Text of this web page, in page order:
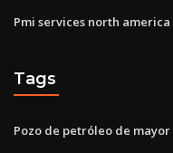
Pmi services north america
Tags
Pozo de petróleo de